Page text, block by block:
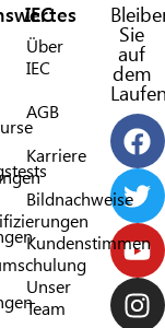
IEC
Über
IEC​
AGB
Karriere
Bildnachweise
Kundenstimmen
Unser
Team
Sie
auf
dem